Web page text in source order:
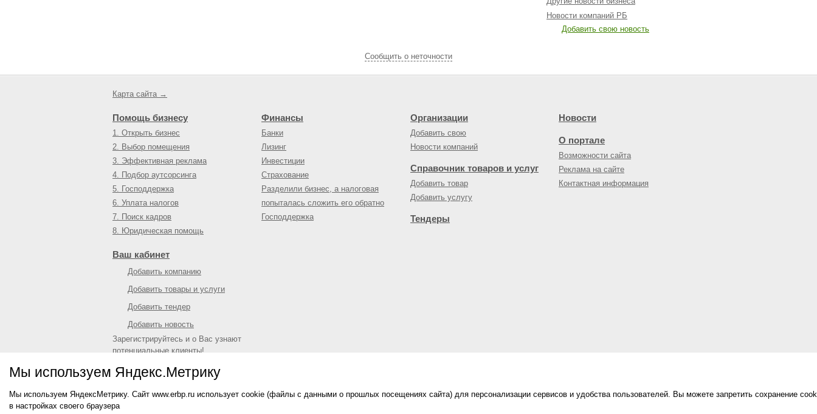
Мы используем Яндекс.Метрику
Мы используем ЯндексМетрику. Сайт www.erbp.ru использует cookie (файлы с данными о прошлых посещениях сайта) для персонализации сервисов и удобства пользователей. Вы можете запретить сохранение
в настройках своего браузера
Новости компаний РБ
Добавить свою новость
Cообщить о неточности
Карта сайта →
Помощь бизнесу
1. Открыть бизнес
2. Выбор помещения
3. Эффективная реклама
4. Подбор аутсорсинга
5. Господдержка
6. Уплата налогов
7. Поиск кадров
8. Юридическая помощь
Финансы
Банки
Лизинг
Инвестиции
Страхование
Разделили бизнес, а налоговая
попыталась сложить его обратно
Господдержка
Организации
Добавить свою
Новости компаний
Справочник товаров и услуг
Добавить товар
Добавить услугу
Тендеры
Новости
О портале
Возможности сайта
Реклама на сайте
Контактная информация
Ваш кабинет
Добавить компанию
Добавить товары и услуги
Добавить тендер
Добавить новость
Зарегистрируйтесь и о Вас узнают
потенциальные клиенты!
© 2009—2026Единый республиканский бизнес-портал
О портале